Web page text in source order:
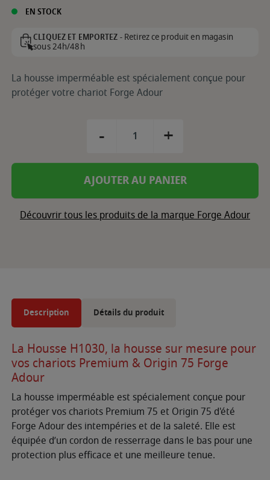
EN STOCK
CLIQUEZ ET EMPORTEZ -Retirez ce produit en magasin
sous 24h/48h
La housse imperméable est spécialement conçue pour
protéger votre chariot Forge Adour
- +
AJOUTER AU PANIER
Découvrir tous les produits de la marque Forge Adour
Description Détails du produit
La Housse H1030, la housse sur mesure pour
vos chariots Premium & Origin 75 Forge
Adour
La housse imperméable est spécialement conçue pour
protéger vos chariots Premium 75 et Origin 75 d'été
Forge Adour des intempéries et de la saleté. Elle est
équipée d’un cordon de resserrage dans le bas pour une
protection plus efficace et une meilleure tenue.